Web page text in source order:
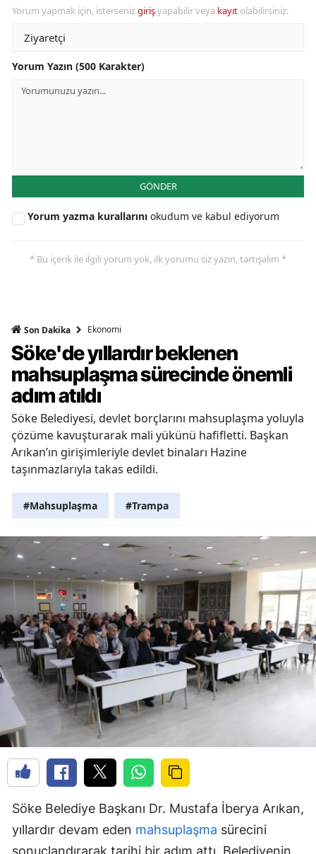
Yorum yapmak için, istersenizgirişyapabilir veya kayıt olabilirsiniz.
Yorum Yazın (500 Karakter)
GÖNDER
Yorum yazma kurallarını okudum ve kabul ediyorum
* Bu içerik ile ilgili yorum yok, ilk yorumu siz yazın, tartışalım *
Son Dakika Ekonomi
Söke'de yıllardır beklenen
mahsuplaşma sürecinde önemli
adım atıldı
Söke Belediyesi, devlet borçlarını mahsuplaşma yoluyla
çözüme kavuşturarak mali yükünü hafifletti. Başkan
Arıkan’ın girişimleriyle devlet binaları Hazine
taşınmazlarıyla takas edildi.
#Mahsuplaşma #Trampa
Söke Belediye Başkanı Dr. Mustafa İberya Arıkan,
yıllardır devam eden mahsuplaşma sürecini